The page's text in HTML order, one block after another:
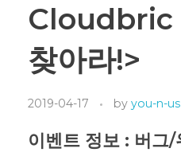
Cloudbric
찾아라!>
2019-04-17 by you-n-us
이벤트 정보 : 버그